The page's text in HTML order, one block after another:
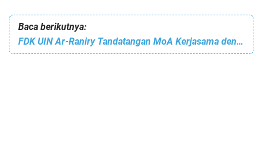
Baca berikutnya:
FDK UIN Ar-Raniry Tandatangan MoA Kerjasama dengan PCINU Tiongkok